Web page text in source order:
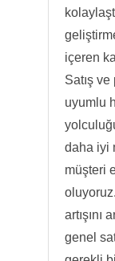
içeren
Satış ve
uyumlu
daha iyi
müşteri
artışını
genel